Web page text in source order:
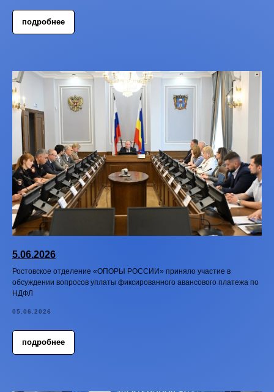
подробнее
5.06.2026
Ростовское отделение «ОПОРЫ РОССИИ» приняло участие в
обсуждении вопросов уплаты фиксированного авансового платежа по
НДФЛ
05.06.2026
подробнее